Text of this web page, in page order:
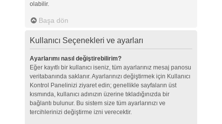
olabilir.
Başa dön
Kullanıcı Seçenekleri ve ayarları
Ayarlarımı nasıl değiştirebilirim?
Eğer kayıtlı bir kullanıcı iseniz, tüm ayarlarınız mesaj panosu
veritabanında saklanır. Ayarlarınızı değiştirmek için Kullanıcı
Kontrol Panelinizi ziyaret edin; genellikle sayfaların üst
kısmında, kullanıcı adınızın üzerine tıkladığınızda bir
bağlantı bulunur. Bu sistem size tüm ayarlarınızı ve
tercihlerinizi değiştirme izni verecektir.